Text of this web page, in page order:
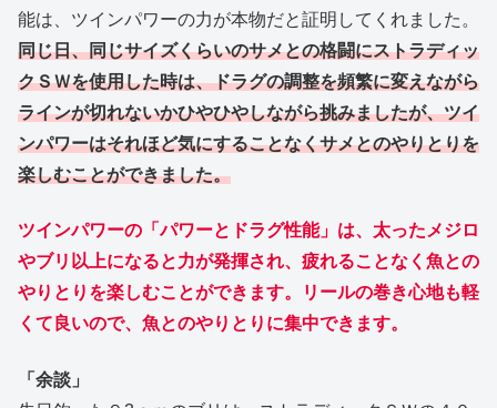
能は、ツインパワーの力が本物だと証明してくれました。
同じ日、同じサイズくらいのサメとの格闘にストラディッ
クＳＷを使用した時は、ドラグの調整を頻繁に変えながら
ラインが切れないかひやひやしながら挑みましたが、ツイ
ンパワーはそれほど気にすることなくサメとのやりとりを
楽しむことができました。
ツインパワーの「パワーとドラグ性能」は、太ったメジロ
やブリ以上になると力が発揮され、疲れることなく魚との
やりとりを楽しむことができます。
リールの巻き心地も軽
くて良いので、魚とのやりとりに集中できます。
「余談」